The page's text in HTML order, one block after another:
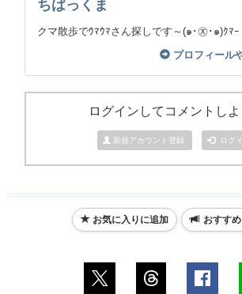
ちばっくま
クマ散歩でｳﾏｳﾏさん探しです～(๑･㉨･๑)ｸﾏｰ
プロフィール
ログインしてコメントしよ
新規アカウント登録 ログ
お気に入りに追加 おすす